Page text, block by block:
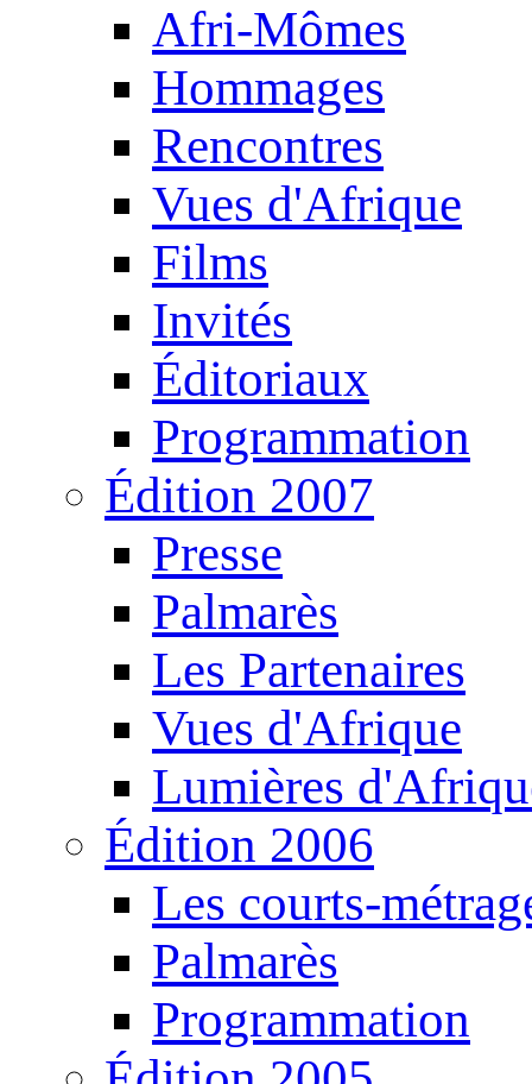
Afri-Mômes
Hommages
Rencontres
Vues d'Afrique
Films
Invités
Éditoriaux
Programmation
Édition 2007
Presse
Palmarès
Les Partenaires
Vues d'Afrique
Lumières
Édition 2006
Les courts-
Palmarès
Programmation